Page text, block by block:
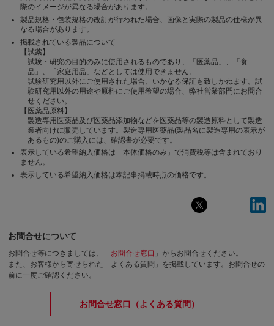
際のイメージが異なる場合があります。
製品規格・包装規格の改訂が行われた場合、画像と実際の製品の仕様が異
なる場合があります。
掲載されている製品について
【試薬】
試験・研究の目的のみに使用されるものであり、「医薬品」、「食
品」、「家庭用品」などとしては使用できません。
試験研究用以外にご使用された場合、いかなる保証も致しかねます。試
験研究用以外の用途や原料にご使用希望の場合、弊社営業部門にお問合
せください。
【医薬品原料】
製造専用医薬品及び医薬品添加物などを医薬品等の製造原料として製造
業者向けに販売しています。製造専用医薬品(製品名に製造専用の表示が
あるもの)のご購入には、確認書が必要です。
表示している希望納入価格は「本体価格のみ」で消費税等は含まれており
ません。
表示している希望納入価格は本記事掲載時点の価格です。
お問合せについて
お問合せ等につきましては、「 お問合せ窓口 」からお問合せください。
また、お客様から寄せられた「よくある質問」を掲載しています。お問合せの
前に一度ご確認ください。
お問合せ窓口（よくある質問）